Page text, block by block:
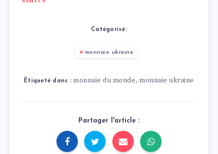
Catégorisé:
monnaie ukraine
Étiqueté dans : monnaie du monde,monnaie ukraine
Partager l'article :